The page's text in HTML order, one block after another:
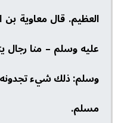
العظيم. قال معاوية
عليه وسلم – منا رجال
وسلم: ذلك شيء
مسلم.